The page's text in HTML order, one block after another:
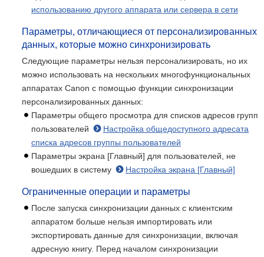
использованию другого аппарата или сервера в сети
Параметры, отличающиеся от персонализированных
данных, которые можно синхронизировать
Следующие параметры нельзя персонализировать, но их
можно использовать на нескольких многофункциональных
аппаратах Canon с помощью функции синхронизации
персонализированных данных:
Параметры общего просмотра для списков адресов групп
пользователей
Настройка общедоступного адресата
списка адресов группы пользователей
Параметры экрана [Главный] для пользователей, не
вошедших в систему
Настройка экрана [Главный]
Ограниченные операции и параметры
После запуска синхронизации данных с клиентским
аппаратом больше нельзя импортировать или
экспортировать данные для синхронизации, включая
адресную книгу. Перед началом синхронизации